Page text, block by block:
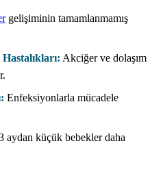
gelişiminin tamamlanmamış
Akciğer ve dolaşım
Enfeksiyonlarla mücadele
aydan küçük bebekler daha